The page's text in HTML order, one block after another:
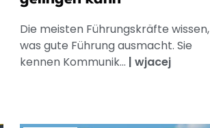
Die meisten Führungskräfte wissen,
was gute Führung ausmacht. Sie
kennen Kommunik... | wjacej